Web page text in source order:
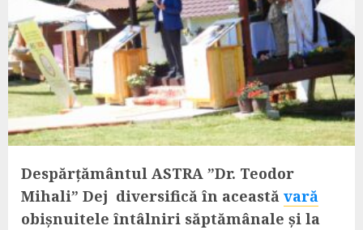
Despărțământul ASTRA ”Dr. Teodor
Mihali” Dej diversifică în această vară
obișnuitele întâlniri săptămânale și la